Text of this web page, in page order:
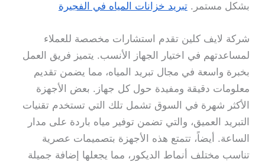
بشكل مستمر.تبريد خزانات المياه في الفجيرة
شركة لايف كلين تقدم استشارات مخصصة للعملاء
لمساعدتهم في اختيار الجهاز الأنسب. يتميز فريق العمل
بخبرة واسعة في مجال تبريد المياه، مما يضمن تقديم
معلومات دقيقة ومفيدة حول كل جهاز. بعض الأجهزة
الأكثر شهرة في السوق تشمل تلك التي تستخدم تقنيات
التبريد العميق، والتي تضمن توفير مياه باردة على مدار
الساعة. أيضاً، تتمتع هذه الأجهزة بتصميمات عصرية
تناسب مختلف أنماط الديكور، مما يجعلها إضافة جميلة